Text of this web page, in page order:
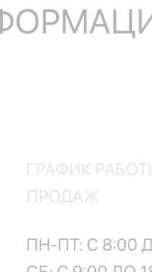
ГРАФИК
ПРОДАЖ
ПН-ПТ: С 8:00